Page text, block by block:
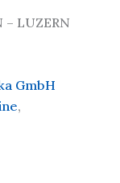
– LUZERN
GmbH
,